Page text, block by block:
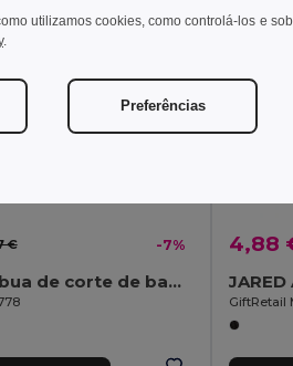
€ -7%
BEMGA Tábua de corte de bambu
4,88
GiftRetail
utilizamos cookies, como controlá-los e
.
Preferências